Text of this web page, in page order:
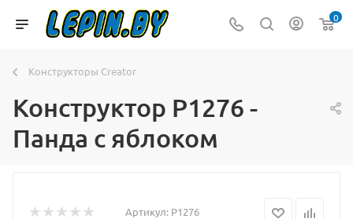
0
Конструкторы Creator
Конструктор P1276 -
Панда с яблоком
Артикул: P1276